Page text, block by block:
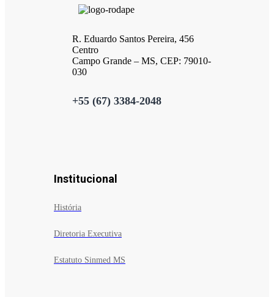
R. Eduardo Santos Pereira, 456
Centro
Campo Grande – MS, CEP: 79010-
030
+55 (67) 3384-2048
Institucional
História
Diretoria Executiva
Estatuto Sinmed MS